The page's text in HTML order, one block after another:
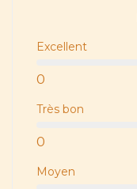
Excellent
0
Très bon
0
Moyen